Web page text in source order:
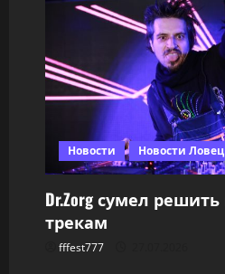
Новости Новости
Dr.Zorg сумел
трекам
fffest777